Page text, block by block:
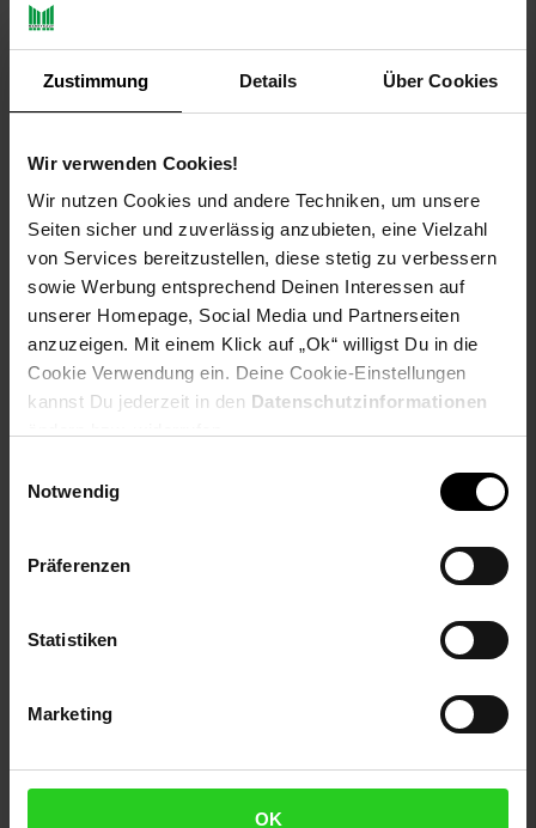
Zustimmung Details Über Cookies
Wir verwenden Cookies!
Wir nutzen Cookies und andere Techniken, um unsere
Seiten sicher und zuverlässig anzubieten, eine Vielzahl
von Services bereitzustellen, diese stetig zu verbessern
sowie Werbung entsprechend Deinen Interessen auf
unserer Homepage, Social Media und Partnerseiten
anzuzeigen. Mit einem Klick auf „Ok“ willigst Du in die
Cookie Verwendung ein. Deine Cookie-Einstellungen
kannst Du jederzeit in den Datenschutzinformationen
Notwendig
Präferenzen
Statistiken
Marketing
OK
PAYBACK
Payback Punkte Basis°Punkte:
34
Extra°Punkte:
4 Zinken
EAN: 4002408311883
Artikel gehört zur Kategorie:
Handwerkzeuge & Handgeräte